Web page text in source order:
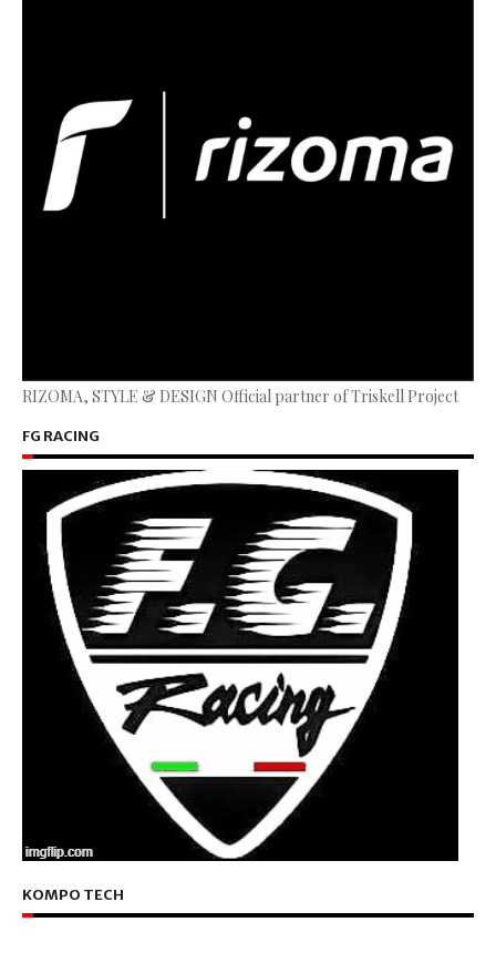
RIZOMA, STYLE & DESIGN Official partner of Triskell Project
FG RACING
KOMPO TECH